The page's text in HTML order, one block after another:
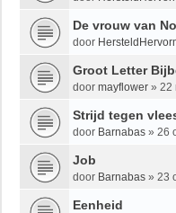
De vrouw van
door
Groot Letter
door mayflower » 22
Strijd tegen
door Barnabas » 26
Job
door Barnabas » 23
Eenheid